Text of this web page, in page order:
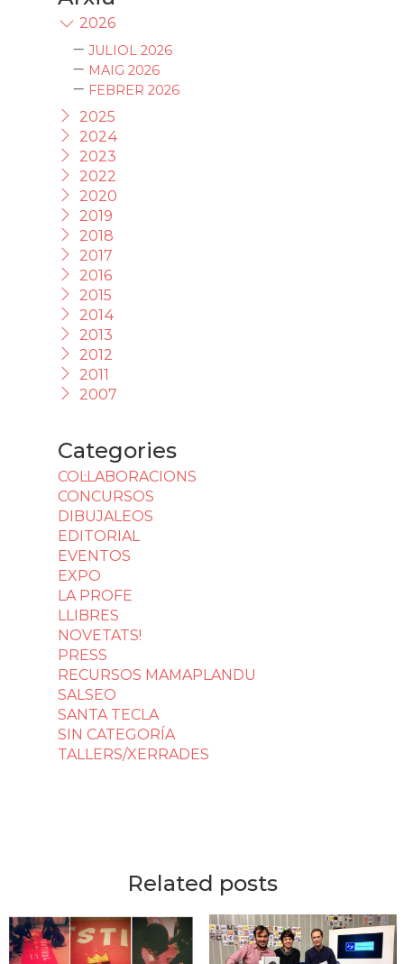
2026
JULIOL 2026
MAIG 2026
FEBRER 2026
2025
2024
2023
2022
2020
2019
2018
2017
2016
2015
2014
2013
2012
2011
2007
Categories
COL·LABORACIONS
CONCURSOS
DIBUJALEOS
EDITORIAL
EVENTOS
EXPO
LA PROFE
LLIBRES
NOVETATS!
PRESS
RECURSOS MAMAPLANDU
SALSEO
SANTA TECLA
SIN CATEGORÍA
TALLERS/XERRADES
Related posts